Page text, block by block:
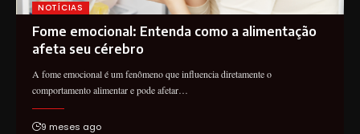
NOTÍCIAS
Fome emocional: Entenda como a alimentação
afeta seu cérebro
A fome emocional é um fenômeno que influencia diretamente o
comportamento alimentar e pode afetar…
9 meses ago